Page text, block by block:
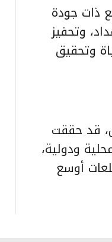
ذات جودة
وتحفيز
وتحقيق
التي عقدت في مايو 2024 بالرياض، قد حققت
جهات محلية ودولية،
أوسع